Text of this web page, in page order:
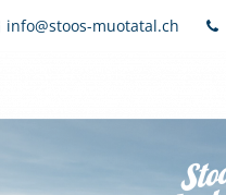
info@stoos-muotatal.ch